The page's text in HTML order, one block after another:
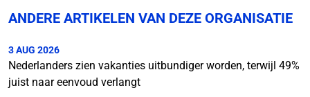
ANDERE ARTIKELEN VAN DEZE ORGANISATIE
3 AUG 2026
Nederlanders zien vakanties uitbundiger worden, terwijl 49%
juist naar eenvoud verlangt